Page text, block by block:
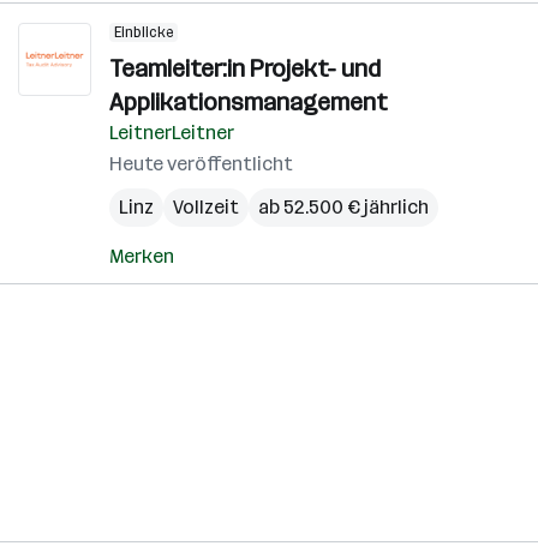
Einblicke
Teamleiter:in Projekt- und
Applikationsmanagement
LeitnerLeitner
Heute veröffentlicht
Linz
Vollzeit ab 52.500 € jährlich
Merken